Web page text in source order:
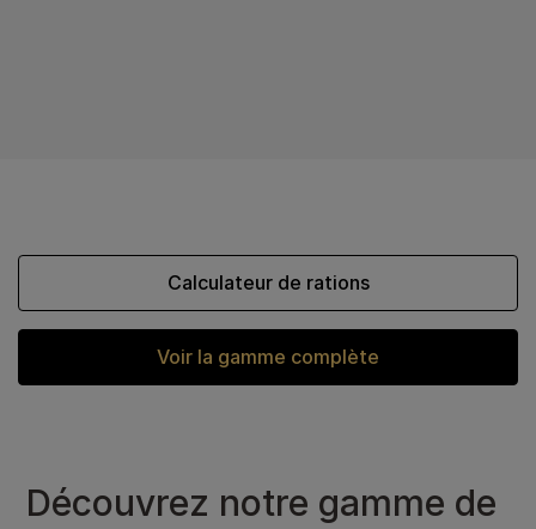
Voir la gamme complète
Calculateur de rations
Découvrez notre gamme de